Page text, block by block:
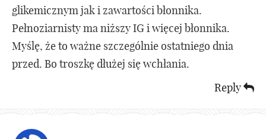
glikemicznym jak i zawartości błonnika.
Pełnoziarnisty ma niższy IG i więcej błonnika.
Myślę, że to ważne szczególnie ostatniego dnia
przed. Bo troszkę dłużej się wchłania.
Reply